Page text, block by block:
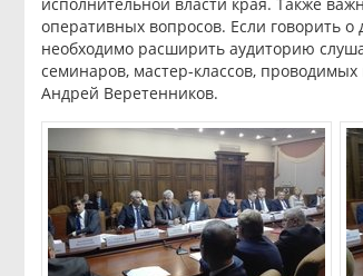
оперативных вопросов. Если говорить о
необходимо расширить аудиторию
семинаров, мастер-классов,
Андрей Веретенников.